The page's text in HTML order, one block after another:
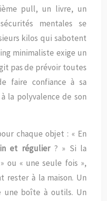
pull, un livre, un
mentales se
kilos qui sabotent
minimaliste exige un
pas de prévoir toutes
faire confiance à sa
la polyvalence de son
chaque objet : « En
et régulier? » Si la
ou « une seule fois »,
rester à la maison. Un
une boîte à outils. Un